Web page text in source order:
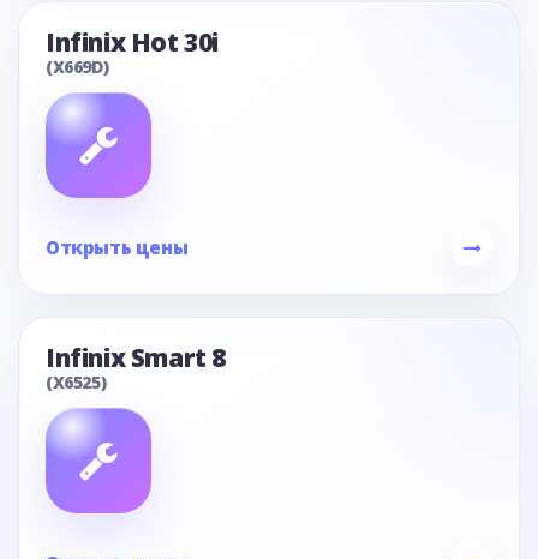
Infinix Hot 30i
(X669D)
Открыть цены
Infinix Smart 8
(X6525)